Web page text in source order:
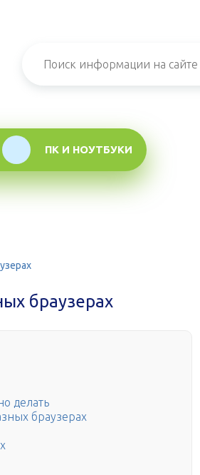
ПК И НОУТБУКИ
браузерах
делать
браузерах